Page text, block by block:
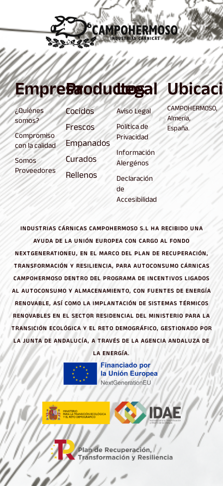
Empresa
¿Quiénes
somos?
Compromiso
con la calidad
Somos
Proveedores
Productos
Cocidos
Frescos
Empanados
Curados
Rellenos
Legal
Aviso Legal
Política de
Privacidad
Información
Alergénos
Declaración
de
Accesibilidad
CAMPOHERMOSO,
Almería,
España.
INDUSTRIAS CÁRNICAS CAMPOHERMOSO S.L HA RECIBIDO UNA
AYUDA DE LA UNIÓN EUROPEA CON CARGO AL FONDO
NEXTGENERATIONEU, EN EL MARCO DEL PLAN DE RECUPERACIÓN,
TRANSFORMACIÓN Y RESILIENCIA, PARA AUTOCONSUMO CÁRNICAS
CAMPOHERMOSO DENTRO DEL PROGRAMA DE INCENTIVOS LIGADOS
AL AUTOCONSUMO Y ALMACENAMIENTO, CON FUENTES DE ENERGÍA
RENOVABLE, ASÍ COMO LA IMPLANTACIÓN DE SISTEMAS TÉRMICOS
RENOVABLES EN EL SECTOR RESIDENCIAL DEL MINISTERIO PARA LA
TRANSICIÓN ECOLÓGICA Y EL RETO DEMOGRÁFICO, GESTIONADO POR
LA JUNTA DE ANDALUCÍA, A TRAVÉS DE LA AGENCIA ANDALUZA DE
LA ENERGÍA.